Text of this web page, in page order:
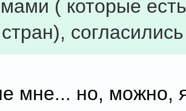
( которые
мне... но, можно,